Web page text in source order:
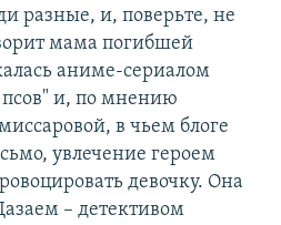
разные, и, поверьте, не
мама погибшей
аниме-сериалом
и, по мнению
в чьем блоге
увлечение героем
девочку. Она
– детективом